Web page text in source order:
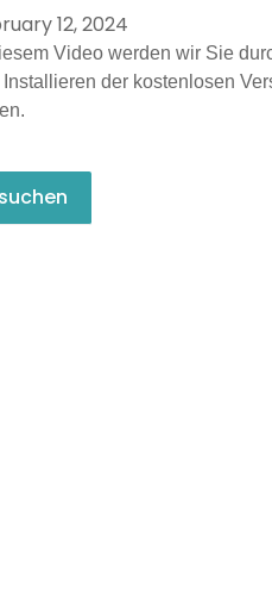
12, 2024
Video werden wir Sie
Installieren der kostenlosen